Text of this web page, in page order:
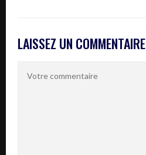
LAISSEZ UN COMMENTAIRE